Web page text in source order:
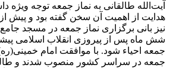
آیت‌الله طالقانی به نماز جمعه توجه ویژه
هدایت از اهمیت آن سخن گفته بود و پیش
نیز بانی برگزاری نماز جمعه در مسجد جامع
شش ماه پس از پیروزی انقلاب اسلامی
جمعه احیاء شود. با موافقت امام خمینی(ره)
جمعه در سراسر کشور منصوب شدند و